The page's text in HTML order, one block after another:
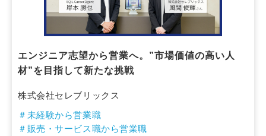
エンジニア志望から営業へ。”市場価値の高い人
材”を目指して新たな挑戦
株式会社セレブリックス
＃未経験から営業職
＃販売・サービス職から営業職